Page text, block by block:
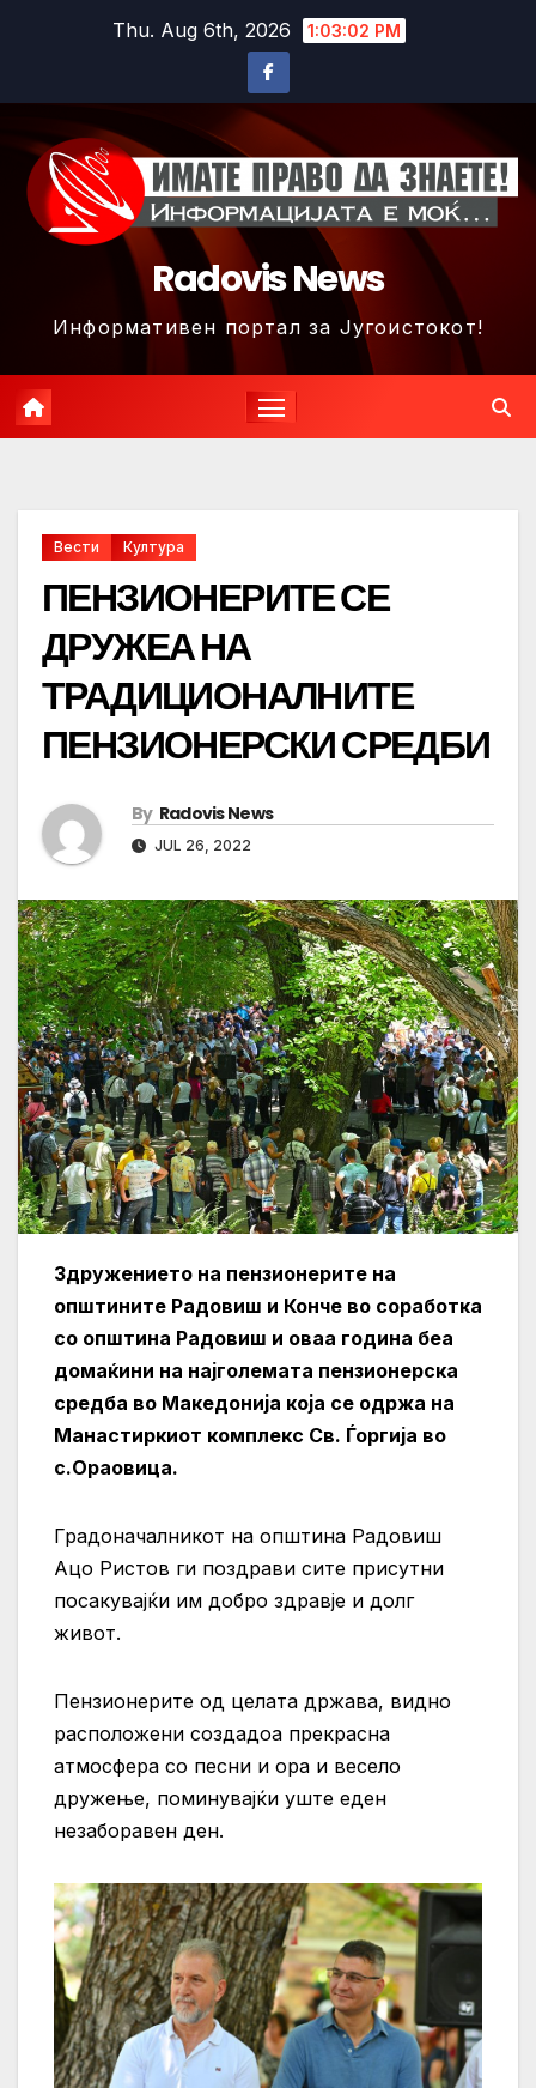
Thu. Aug 6th, 2026 1:03:05 PM
Radovis News
Информативен портал за Југоистокот!
Вести Култура
ПЕНЗИОНЕРИТЕ СЕ
ДРУЖЕА НА
ТРАДИЦИОНАЛНИТЕ
ПЕНЗИОНЕРСКИ СРЕДБИ
By Radovis News
JUL 26, 2022
Здружението на пензионерите на
општините Радовиш и Конче во соработка
со општина Радовиш и оваа година беа
домаќини на најголемата пензионерска
средба во Македонија која се одржа на
Манастиркиот комплекс Св. Ѓоргија во
с.Ораовица.
Градоначалникот на општина Радовиш
Ацо Ристов ги поздрави сите присутни
посакувајќи им добро здравје и долг
живот.
Пензионерите од целата држава, видно
расположени создадоа прекрасна
атмосфера со песни и ора и весело
дружење, поминувајќи уште еден
незаборавен ден.